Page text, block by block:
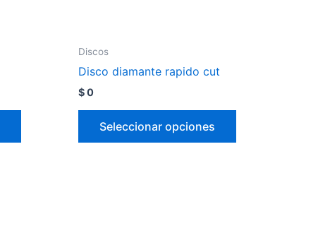
Discos
Disco diamante rapido cut
$0
Seleccionar opciones